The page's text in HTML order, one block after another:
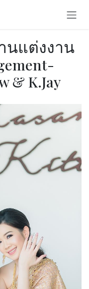
นแต่งงาน
& K.Jay